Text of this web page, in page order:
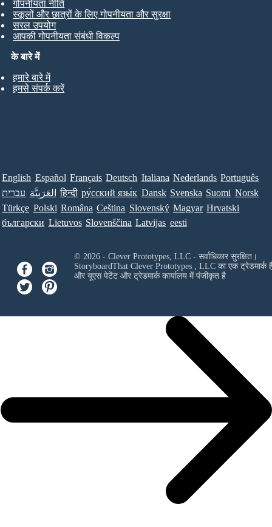
के बारे में
हमारे बारे में
हमसे संपर्क करें
गोपनीयता नीति
स्कूलों और छात्रों के लिए गोपनीयता और सुरक्षा
सरल उपयोग
आपकी गोपनीयता संबंधी विकल्प
English Español Français Deutsch Italiana Nederlands Português
עברית العَرَبِيَّة हिन्दी ру́сский язы́к Dansk Svenska Suomi Norsk
Türkçe Polski Româna Ceština Slovenský Magyar Hrvatski
български Lietuvos Slovenščina Latvijas eesti
© 2026 - Clever Prototypes, LLC - सर्वाधिकार सुरक्षित।
StoryboardThat Clever Prototypes , LLCका एक ट्रेडमार्क
और यूएस पेटेंट और ट्रेडमार्क कार्यालय में पंजीकृत है